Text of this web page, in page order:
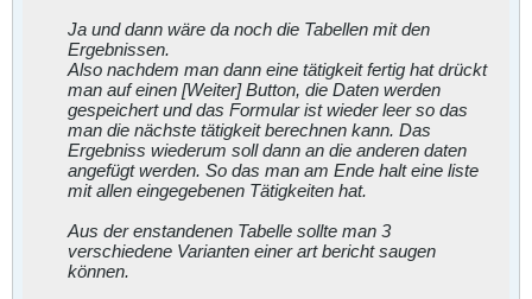
Ja und dann wäre da noch die Tabellen mit den
Ergebnissen.
Also nachdem man dann eine tätigkeit fertig hat drückt
man auf einen [Weiter] Button, die Daten werden
gespeichert und das Formular ist wieder leer so das
man die nächste tätigkeit berechnen kann. Das
Ergebniss wiederum soll dann an die anderen daten
angefügt werden. So das man am Ende halt eine liste
mit allen eingegebenen Tätigkeiten hat.
Aus der enstandenen Tabelle sollte man 3
verschiedene Varianten einer art bericht saugen
können.